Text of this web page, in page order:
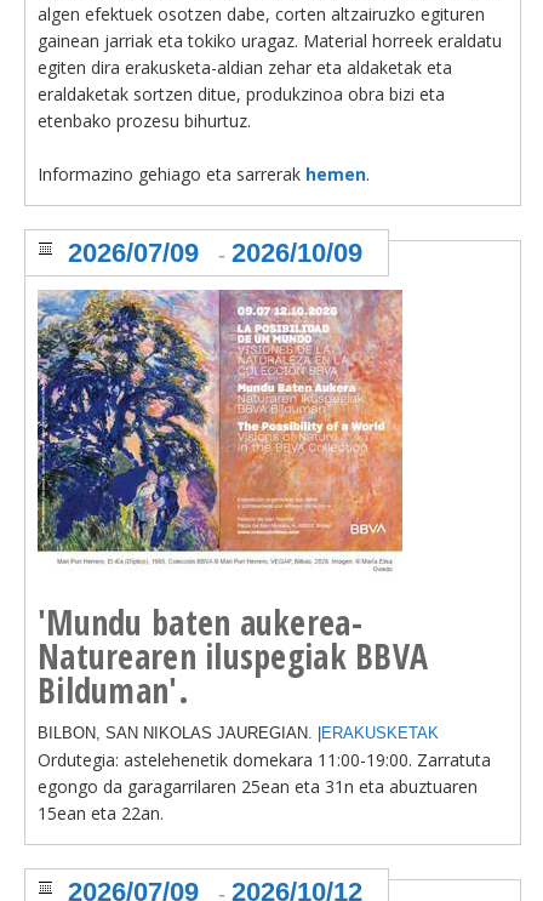
algen efektuek osotzen dabe, corten altzairuzko egituren
gainean jarriak eta tokiko uragaz. Material horreek eraldatu
egiten dira erakusketa-aldian zehar eta aldaketak eta
eraldaketak sortzen ditue, produkzinoa obra bizi eta
etenbako prozesu bihurtuz.
Informazino gehiago eta sarrerak hemen.
'Mundu baten aukerea-
Naturearen iluspegiak BBVA
Bilduman'.
2026/07/09 - 2026/10/09
BILBON, SAN NIKOLAS JAUREGIAN. | ERAKUSKETAK
Ordutegia: astelehenetik domekara 11:00-19:00. Zarratuta
egongo da garagarrilaren 25ean eta 31n eta abuztuaren
15ean eta 22an.
2026/07/09 - 2026/10/12